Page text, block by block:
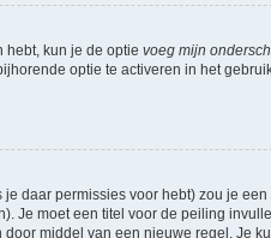
hebt, kun je de optie voeg mijn
optie te activeren in het
daar permissies voor hebt) zou je
Je moet een titel voor de peiling
middel van een nieuwe regel. Je